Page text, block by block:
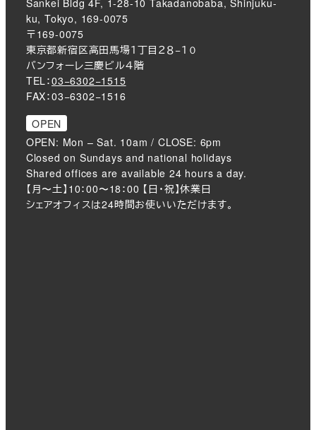
Sankei Bldg 4F, 1-28-10 Takadanobaba, Shinjuku-
ku, Tokyo, 169-0075
〒169-0075
東京都新宿区高田馬場１丁目２８−１０
バンフォーレ三慶ビル４階
TEL：03−6302−1515
FAX：03−6302−1516
OPEN
OPEN: Mon – Sat. 10am / CLOSE: 6pm
Closed on Sundays and national holidays
Shared offices are available 24 hours a day.
【月〜土】10：00〜18：00 【日・祝】休業日
シェアオフィスは24時間お使いいただけます。